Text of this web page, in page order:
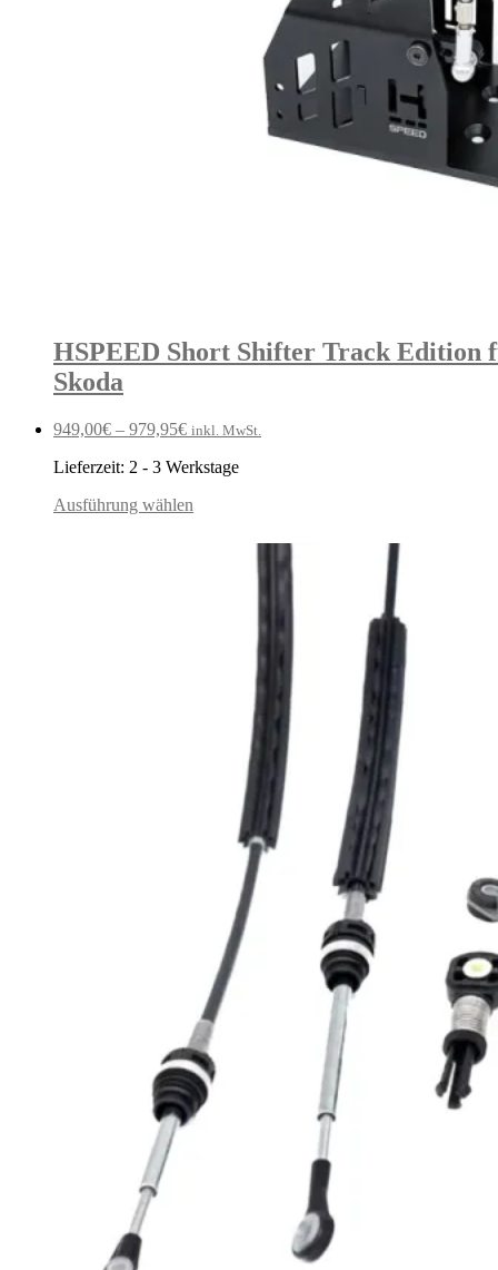
HSPEED Short Shifter Track Edition
Skoda
949,00€ – 979,95€ inkl. MwSt.
Lieferzeit: 2 - 3 Werkstage
Ausführung wählen